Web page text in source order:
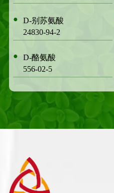
●
D-别苏氨酸
24830-94-2
●
D-酪氨酸
556-02-5